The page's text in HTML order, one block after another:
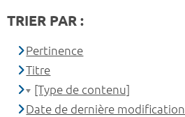
TRIER PAR :
Pertinence
Titre
[Type de contenu]
Date de dernière modification